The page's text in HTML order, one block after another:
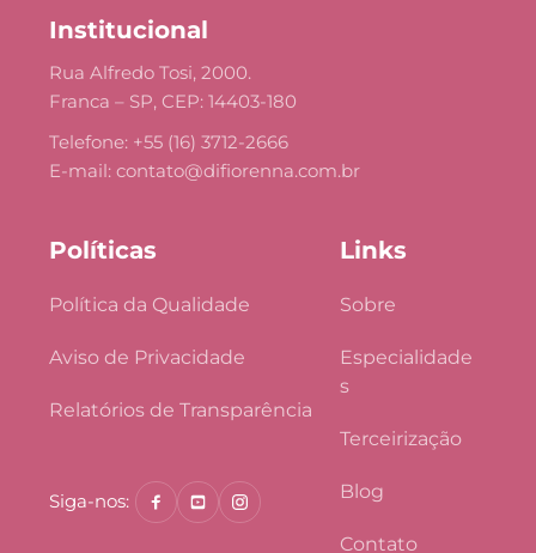
Institucional
Rua Alfredo Tosi, 2000.
Franca – SP, CEP: 14403-180
Telefone: +55 (16) 3712-2666
E-mail: contato@difiorenna.com.br
Políticas
Política da Qualidade
Aviso de Privacidade
Relatórios de Transparência
Siga-nos:
Links
Sobre
Especialidade
s
Terceirização
Blog
Contato